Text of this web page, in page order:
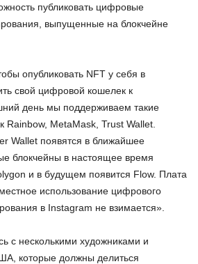
публиковать цифровые
выпущенные на блокчейне
опубликовать NFT у себя в
свой цифровой кошелек к
день мы поддерживаем такие
Rainbow, MetaMask, Trust Wallet.
Wallet появятся в ближайшее
блокчейны в настоящее время
и в будущем появится Flow. Плата
использование цифрового
в Instagram не взимается».
с несколькими художниками и
которые должны делиться